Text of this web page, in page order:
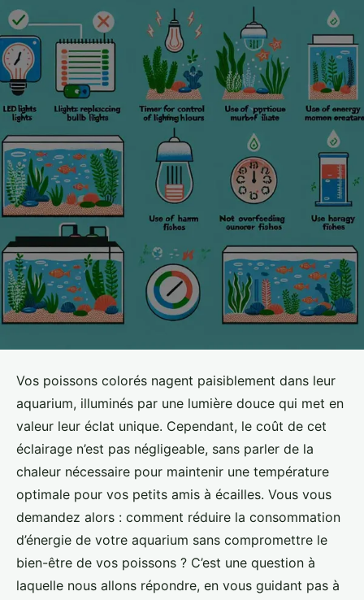
Vos poissons colorés nagent paisiblement dans leur
aquarium, illuminés par une lumière douce qui met en
valeur leur éclat unique. Cependant, le coût de cet
éclairage n’est pas négligeable, sans parler de la
chaleur nécessaire pour maintenir une température
optimale pour vos petits amis à écailles. Vous vous
demandez alors : comment réduire la consommation
d’énergie de votre aquarium sans compromettre le
bien-être de vos poissons ? C’est une question à
laquelle nous allons répondre, en vous guidant pas à